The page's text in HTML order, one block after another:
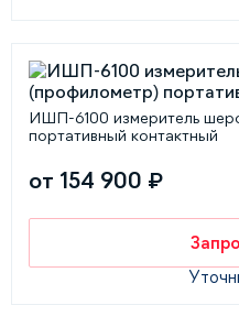
ИШП-6100 измеритель
портативный контактный
от 154 900 ₽